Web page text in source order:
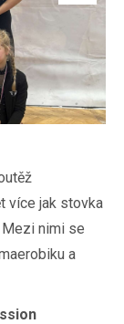
více jak stovka
nimi se
a